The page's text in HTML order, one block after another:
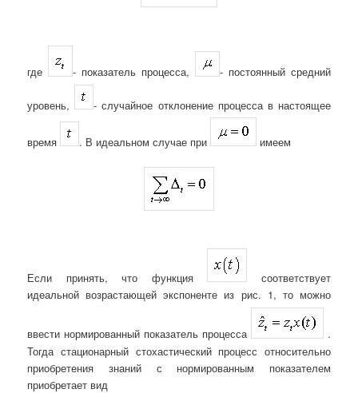
где - показатель процесса, - постоянный средний
уровень, - случайное отклонение процесса в настоящее
время . В идеальном случае при имеем
Если принять, что функция
соответствует
идеальной возрастающей экспоненте из рис. 1, то можно
ввести нормированный показатель процесса
.
Тогда стационарный стохастический процесс относительно
приобретения знаний с нормированным показателем
приобретает вид